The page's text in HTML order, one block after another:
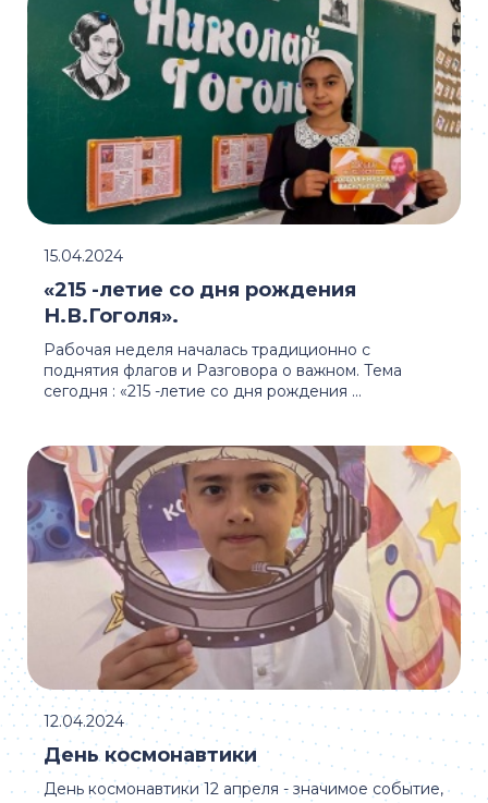
Рабочая неделя началась традиционно с
поднятия флагов и Разговора о важном. Тема
сегодня : «215 -летие со дня рождения ...
«215 -летие со дня рождения
Н.В.Гоголя».
15.04.2024
День космонавтики 12 апреля - значимое событие,
День космонавтики
12.04.2024